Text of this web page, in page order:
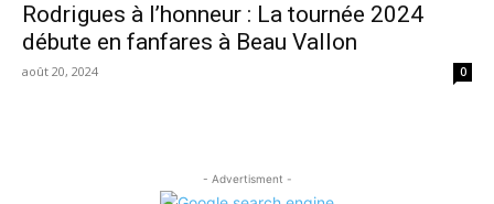
Rodrigues à l’honneur : La tournée 2024
débute en fanfares à Beau Vallon
août 20, 2024 0
- Advertisment -